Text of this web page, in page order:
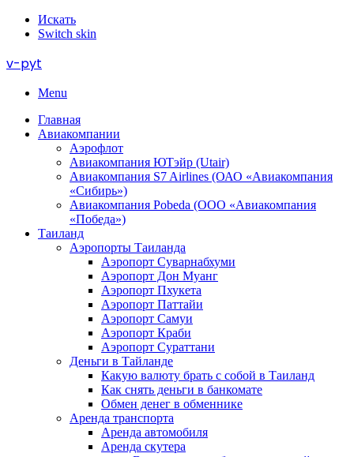
Искать
Switch skin
v-pyt
Menu
Главная
Авиакомпании
Аэрофлот
Авиакомпания ЮТэйр (Utair)
Авиакомпания S7 Airlines (ОАО «Авиакомпания
«Сибирь»)
Авиакомпания Pobeda (ООО «Авиакомпания
«Победа»)
Таиланд
Аэропорты Таиланда
Аэропорт Суварнабхуми
Аэропорт Дон Муанг
Аэропорт Пхукета
Аэропорт Паттайи
Аэропорт Самуи
Аэропорт Краби
Аэропорт Сураттани
Деньги в Тайланде
Какую валюту брать с собой в Таиланд
Как снять деньги в банкомате
Обмен денег в обменнике
Аренда транспорта
Аренда автомобиля
Аренда скутера